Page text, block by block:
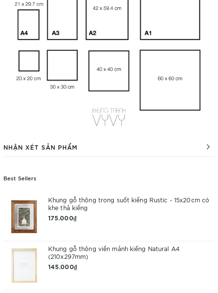
NHẬN XÉT SẢN PHẨM
Best Sellers
Khung gỗ thông trong suốt kiếng Rustic - 15x20cm có
khe thả kiếng
175.000₫
Khung gỗ thông viền mảnh kiếng Natural A4
(210x297mm)
145.000₫